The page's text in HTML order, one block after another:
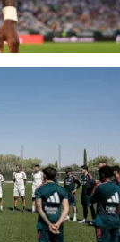
sa
record, le
d’euros